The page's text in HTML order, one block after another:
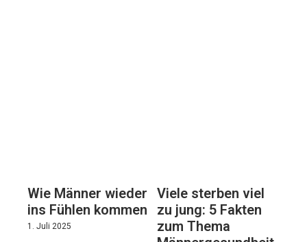
Wie Männer wieder
ins Fühlen kommen
1. Juli 2025
Viele sterben viel
zu jung: 5 Fakten
zum Thema